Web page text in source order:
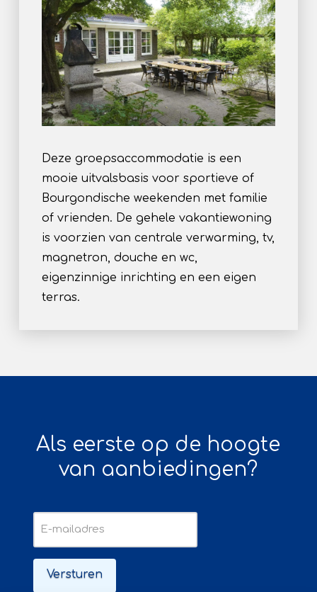
Deze groepsaccommodatie is een
mooie uitvalsbasis voor sportieve of
Bourgondische weekenden met familie
of vrienden. De gehele vakantiewoning
is voorzien van centrale verwarming, tv,
magnetron, douche en wc,
eigenzinnige inrichting en een eigen
terras.
Als eerste op de hoogte
van aanbiedingen?